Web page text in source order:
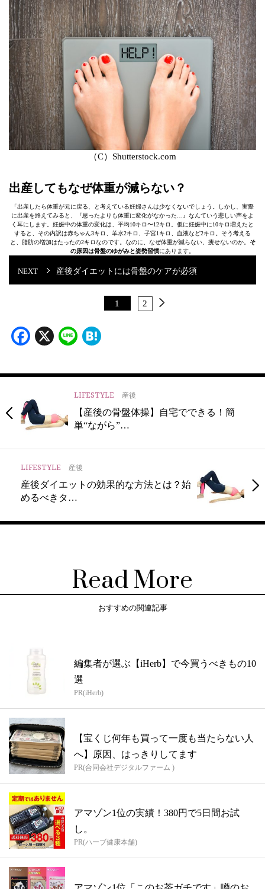
（C）Shutterstock.com
出産してもなぜ体重が減らない？
「出産したら体重が元に戻る、と考えている妊婦さんは少なくないでしょう。しかし、実際
に出産を終えてみると、『思ったよりも体重に変化がなかった…』なんていう悲しい声をよ
く耳にします。妊娠中の体重の変化は、平均10キロ〜12キロ。仮に妊娠中に10キロ増えたと
すると、その内訳は赤ちゃん3キロ、羊水2キロ、子宮1キロ、血液など2キロ。そう考える
と、脂肪の増加はたったの2キロなのです。なのに、なぜ体重が減らない、痩せないのか。 そ
の原因は骨盤のゆがみと姿勢習慣にあります。
産後ダイエットには骨盤のケアが必須
1 2
Facebook
X Line
LIFESTYLE 産後
【産後の骨盤体操】自宅でできる！簡
単“ながら”…
LIFESTYLE 産後
産後ダイエットの効果的な方法とは？始
めるべきタ…
Read More
おすすめの関連記事
編集者が選ぶ【iHerb】で今買うべきもの10
選
PR(iHerb)
【宝くじ何年も買って一度も当たらない人
へ】原因、はっきりしてます
PR(合同会社デジタルファーム )
アマゾン1位の実績！380円で5日間お試
し。
PR(ハーブ健康本舗)